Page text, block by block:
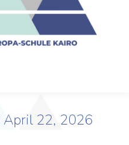
April 22, 2026